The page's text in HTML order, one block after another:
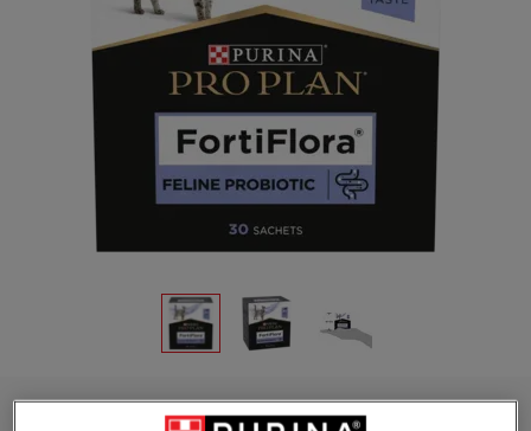
PRO PLAN® Feline FortiFlora® Probiotika